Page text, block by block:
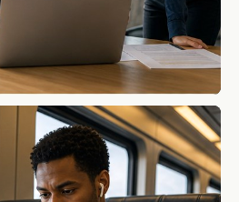
取りまとめ、チーム進捗確認、部